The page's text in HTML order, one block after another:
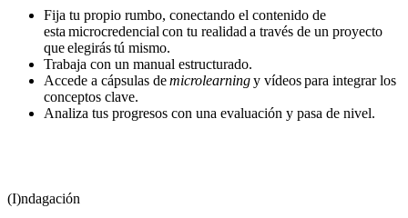
Fija tu propio rumbo, conectando el contenido de
esta microcredencial con tu realidad a través de un proyecto
que elegirás tú mismo.
Trabaja con un manual estructurado.
Accede a cápsulas demicrolearningy vídeos para integrar los
conceptos clave.
Analiza tus progresos con una evaluación y pasa de nivel.
(I)ndagación